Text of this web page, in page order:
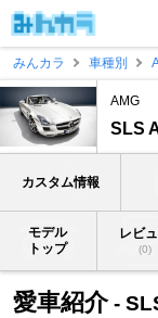
みんカラ
車種別
AMG
SLS
カスタム情報
モデル
トップ
レビ
(0)
愛車紹介-